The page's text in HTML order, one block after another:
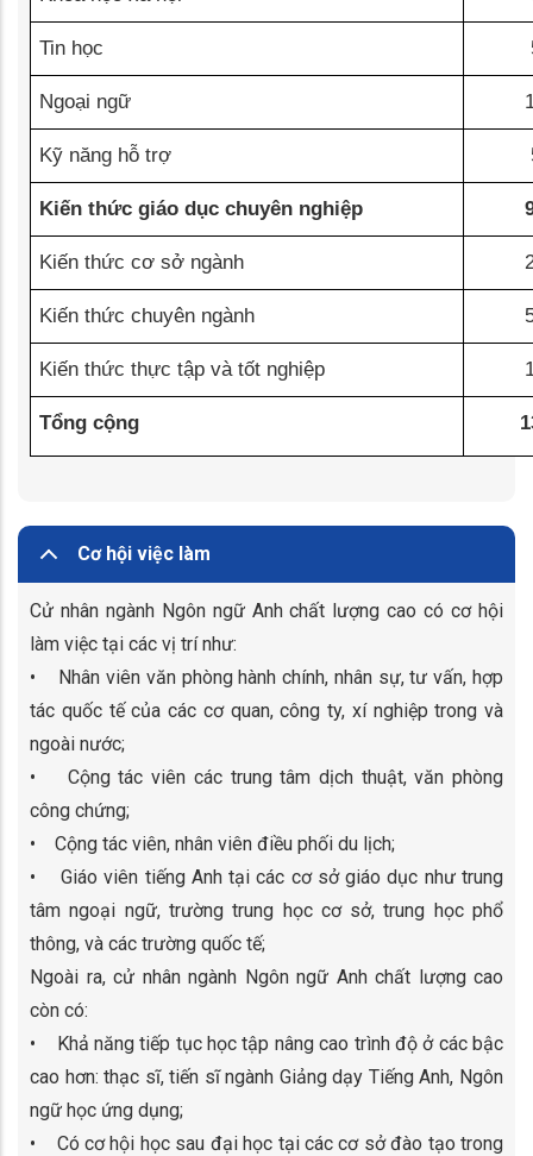
Tin học
Ngoại ngữ
Kỹ năng hỗ trợ
Kiến thức giáo dục chuyên nghiệp
Kiến thức cơ sở ngành
Kiến thức chuyên ngành
Kiến thức thực tập và tốt nghiệp
Tổng cộng
Cơ hội việc làm
Cử nhân ngành Ngôn ngữ Anh chất lượng cao có cơ hội
làm việc tại các vị trí như:
• Nhân viên văn phòng hành chính, nhân sự, tư vấn, hợp
tác quốc tế của các cơ quan, công ty, xí nghiệp trong và
ngoài nước;
• Cộng tác viên các trung tâm dịch thuật, văn phòng
công chứng;
• Cộng tác viên, nhân viên điều phối du lịch;
• Giáo viên tiếng Anh tại các cơ sở giáo dục như trung
tâm ngoại ngữ, trường trung học cơ sở, trung học phổ
thông, và các trường quốc tế;
Ngoài ra, cử nhân ngành Ngôn ngữ Anh chất lượng cao
còn có:
• Khả năng tiếp tục học tập nâng cao trình độ ở các bậc
cao hơn: thạc sĩ, tiến sĩ ngành Giảng dạy Tiếng Anh, Ngôn
ngữ học ứng dụng;
• Có cơ hội học sau đại học tại các cơ sở đào tạo trong